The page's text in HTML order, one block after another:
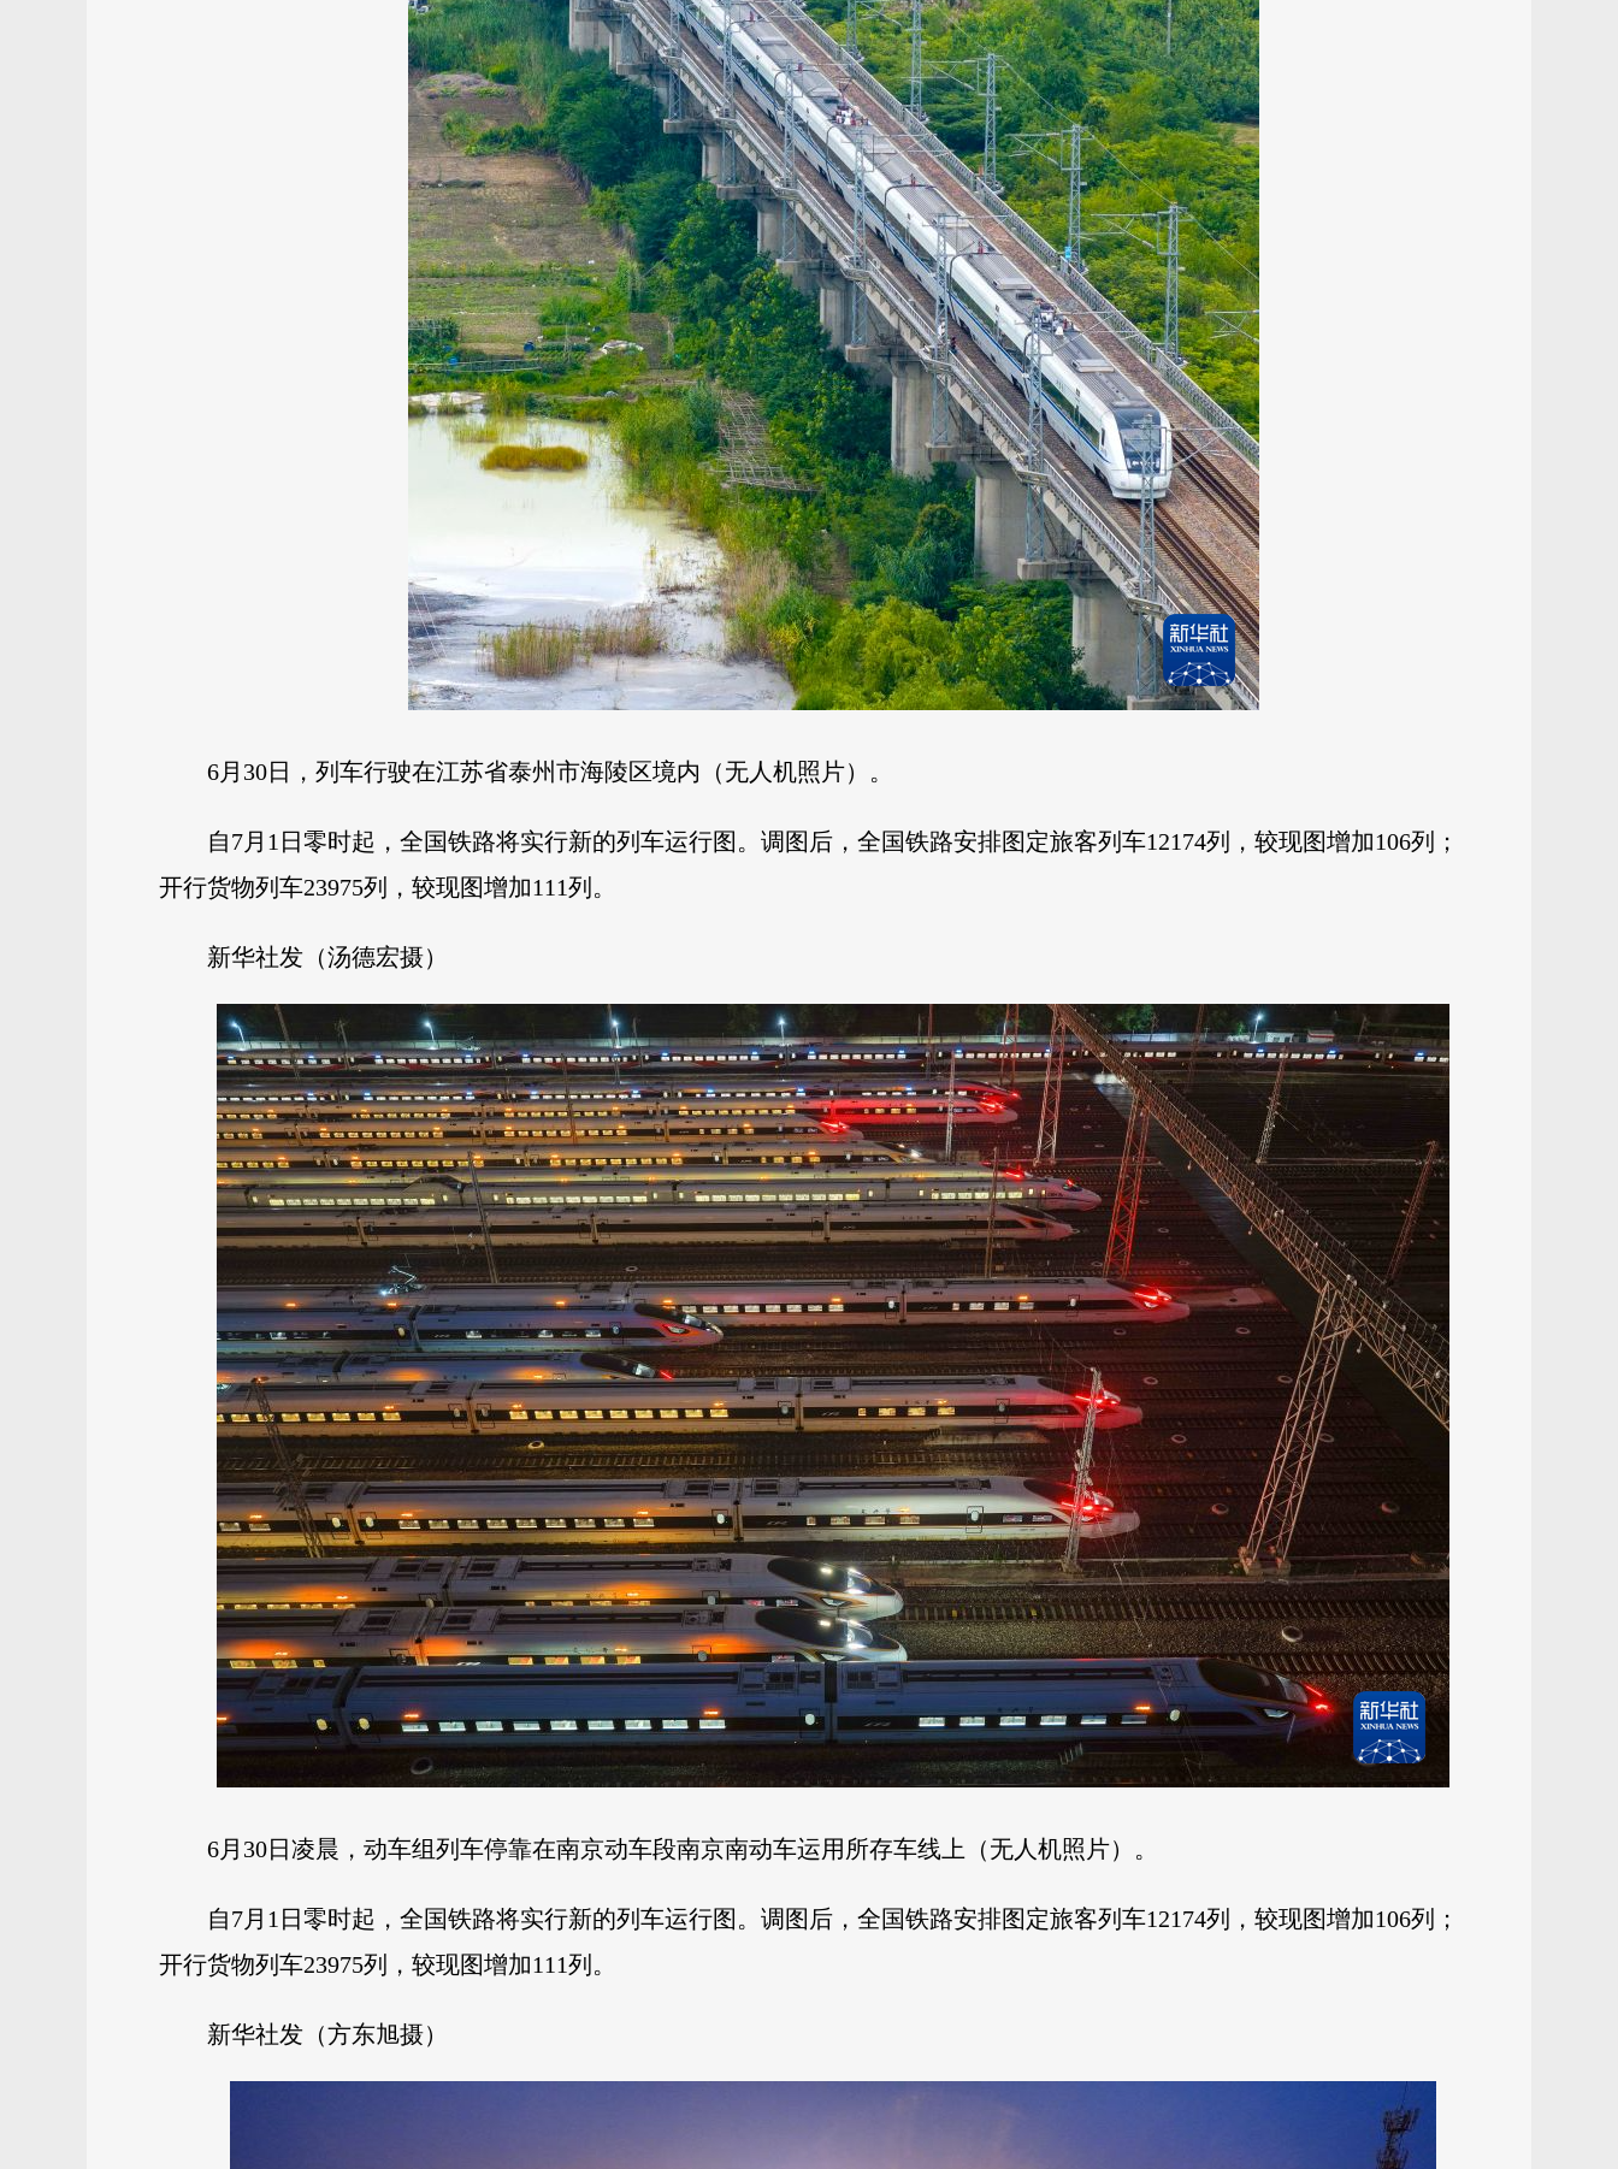
6月30日，列车行驶在江苏省泰州市海陵区境内（无人机照片）。
自7月1日零时起，全国铁路将实行新的列车运行图。调图后，全国铁路安排图定旅客列车12174列，较现图增加106列；
开行货物列车23975列，较现图增加111列。
新华社发（汤德宏摄）
6月30日凌晨，动车组列车停靠在南京动车段南京南动车运用所存车线上（无人机照片）。
自7月1日零时起，全国铁路将实行新的列车运行图。调图后，全国铁路安排图定旅客列车12174列，较现图增加106列；
开行货物列车23975列，较现图增加111列。
新华社发（方东旭摄）